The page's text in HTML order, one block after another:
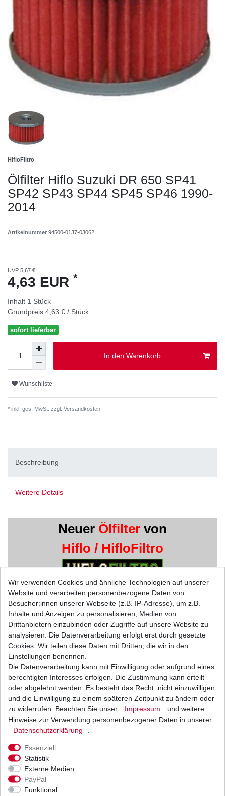
HifloFiltro
Ölfilter Hiflo Suzuki DR 650 SP41
SP42 SP43 SP44 SP45 SP46 1990-
2014
Artikelnummer 94500-0137-03062
UVP 5,67 €
4,63 EUR *
Inhalt 1 Stück
Grundpreis 4,63 € / Stück
sofort lieferbar
In den Warenkorb
Wunschliste
* inkl. ges. MwSt. zzgl. Versandkosten
Beschreibung
Weitere Details
Neuer Ölfilter von
Hiflo / HifloFiltro
in höchster Qualität - TÜV
geprüft
Musterbild
SUZUKI
DR650 / Dakar
R / RE / RS / RU / SE
Typ: SP41 / SP42 /SP43 / SP44
SP45 / SP46
Wir verwenden Cookies und ähnliche Technologien auf unserer
Website und verarbeiten personenbezogene Daten von
Besucher:innen unserer Webseite (z.B. IP-Adresse), um z.B.
Inhalte und Anzeigen zu personalisieren, Medien von
Drittanbietern einzubinden oder Zugriffe auf unsere Website zu
analysieren. Die Datenverarbeitung erfolgt erst durch gesetzte
Cookies. Wir teilen diese Daten mit Dritten, die wir in den
Einstellungen benennen.
Die Datenverarbeitung kann mit Einwilligung oder aufgrund eines
berechtigten Interesses erfolgen. Die Zustimmung kann erteilt
oder abgelehnt werden. Es besteht das Recht, nicht einzuwilligen
und die Einwilligung zu einem späteren Zeitpunkt zu ändern oder
zu widerrufen. Beachten Sie unser
Impressum
und weitere
Hinweise zur Verwendung personenbezogener Daten in unserer
Daten­schutz­erklärung
Essenziell
Statistik
Externe Medien
PayPal
Funktional